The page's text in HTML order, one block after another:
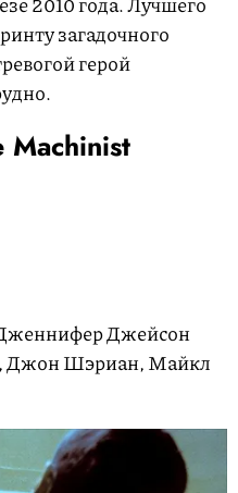
загадочного
герой
Джейсон
Джон Шэриан, Майкл